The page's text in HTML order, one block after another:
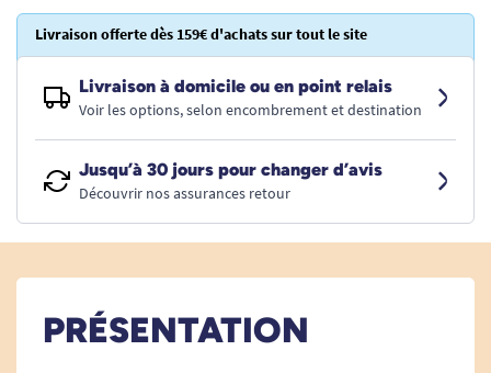
Livraison offerte dès 159€ d'achats sur tout le site
Livraison à domicile ou en point relais
Voir les options, selon encombrement et destination
Jusqu’à 30 jours pour changer d’avis
Découvrir nos assurances retour
PRÉSENTATION